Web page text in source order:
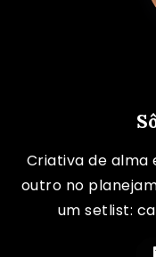
Criativa de alma
outro no
um setlist: